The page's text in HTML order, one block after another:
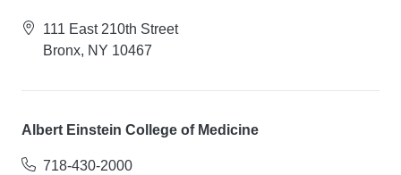
111 East 210th Street
Bronx, NY 10467
Albert Einstein College of Medicine
718-430-2000